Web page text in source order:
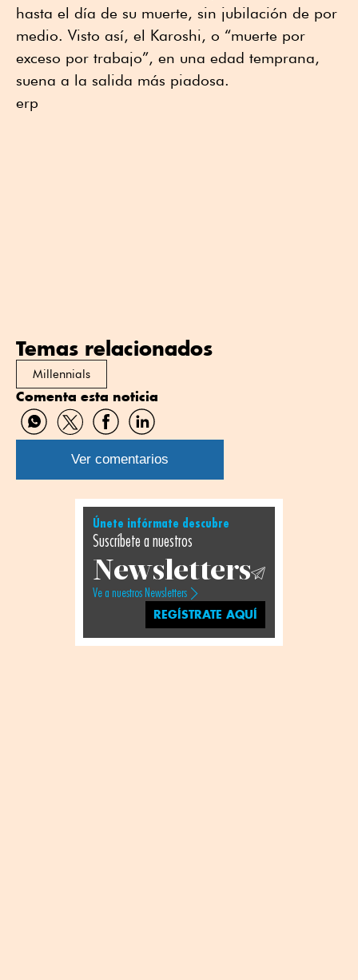
hasta el día de su muerte, sin jubilación de por
medio. Visto así, el Karoshi, o “muerte por
exceso por trabajo”, en una edad temprana,
suena a la salida más piadosa.
erp
Temas relacionados
Millennials
Comenta esta noticia
Compartir
por
WhatsApp
Compartir
por
Twitter
Compartir
por
Facebook
Compartir
por
Linkedin
Ver comentarios
Únete infórmate descubre
Suscríbete a nuestros
Newsletters
Ve a nuestros Newsletters
REGÍSTRATE AQUÍ